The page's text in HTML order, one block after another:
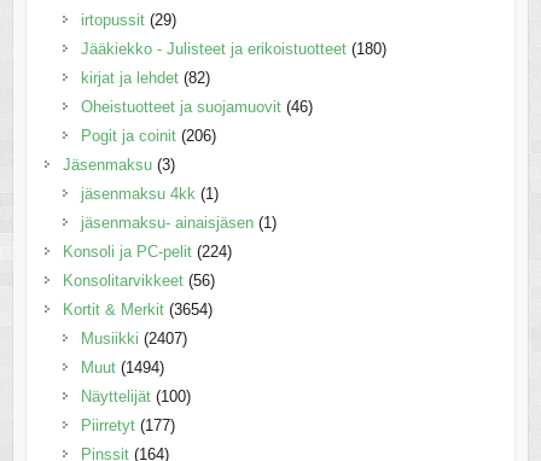
irtopussit (29)
Jääkiekko - Julisteet ja erikoistuotteet (180)
kirjat ja lehdet (82)
Oheistuotteet ja suojamuovit (46)
Pogit ja coinit (206)
Jäsenmaksu (3)
jäsenmaksu 4kk (1)
jäsenmaksu- ainaisjäsen (1)
Konsoli ja PC-pelit (224)
Konsolitarvikkeet (56)
Kortit & Merkit (3654)
Musiikki (2407)
Muut (1494)
Näyttelijät (100)
Piirretyt (177)
Pinssit (164)